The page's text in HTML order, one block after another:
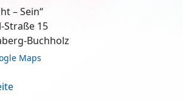
– Sein“
Straße 15
Buchholz
Maps